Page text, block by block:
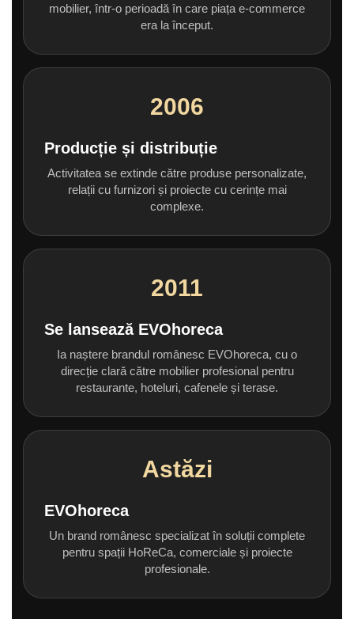
mobilier, într-o perioadă în care piața e-commerce
era la început.
2006
Producție și distribuție
Activitatea se extinde către produse personalizate,
relații cu furnizori și proiecte cu cerințe mai
complexe.
2011
Se lansează EVOhoreca
Ia naștere brandul românesc EVOhoreca, cu o
direcție clară către mobilier profesional pentru
restaurante, hoteluri, cafenele și terase.
Astăzi
EVOhoreca
Un brand românesc specializat în soluții complete
pentru spații HoReCa, comerciale și proiecte
profesionale.